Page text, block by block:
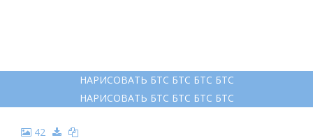
НАРИСОВАТЬ БТС БТС БТС БТС
НАРИСОВАТЬ БТС БТС БТС БТС
42